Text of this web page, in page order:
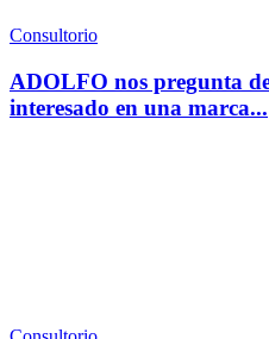
Consultorio
ADOLFO nos pregunta
interesado en una marca...